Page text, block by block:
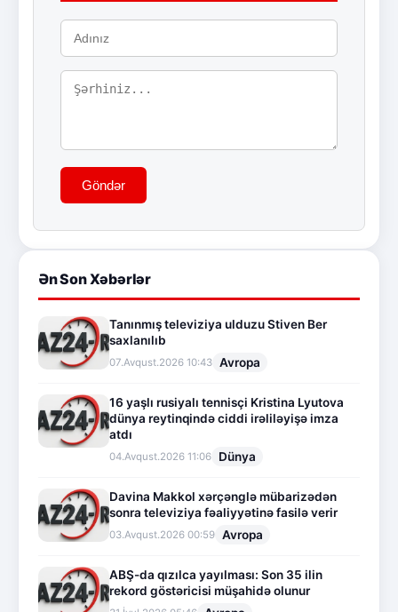
Göndər
Ən Son Xəbərlər
Tanınmış televiziya ulduzu Stiven Ber
saxlanılıb
07.Avqust.2026 10:43 Avropa
16 yaşlı rusiyalı tennisçi Kristina Lyutova
dünya reytinqində ciddi irəliləyişə imza
atdı
04.Avqust.2026 11:06 Dünya
Davina Makkol xərçənglə mübarizədən
sonra televiziya fəaliyyətinə fasilə verir
03.Avqust.2026 00:59 Avropa
ABŞ-da qızılca yayılması: Son 35 ilin
rekord göstəricisi müşahidə olunur